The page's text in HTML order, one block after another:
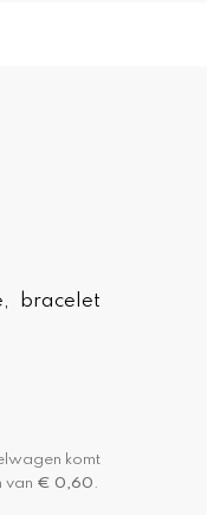
bracelet
komt
van € 0,60 .